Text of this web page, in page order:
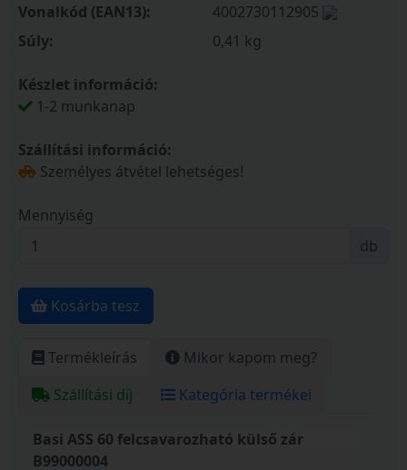
Vonalkód (EAN13):
4002730112905
Súly:
0,41 kg
Készlet információ:
1-2 munkanap
Szállítási információ:
Személyes átvétel lehetséges!
Mennyiség
db
Kosárba tesz
Termékleírás
Mikor kapom meg?
Szállítási díj
Kategória termékei
Basi ASS 60 felcsavarozható külső zár
B99000004